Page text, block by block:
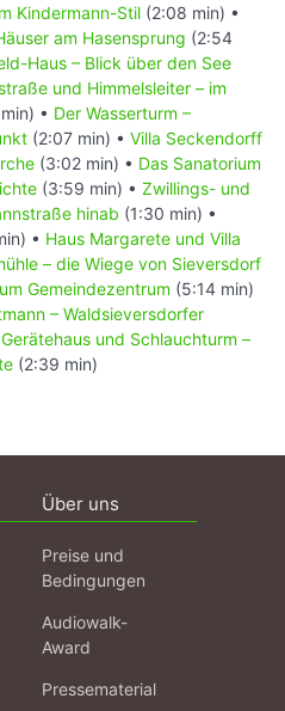
Kindermann-Stil (2:08 min) •
am Hasensprung (2:54
Haus – Blick über den See
und Himmelsleiter – im
• Der Wasserturm –
(2:07 min) • Villa Seckendorff
(3:02 min) • Das Sanatorium
(3:59 min) • Zwillings- und
hinab (1:30 min) •
• Haus Margarete und Villa
– die Wiege von Sieversdorf
Gemeindezentrum (5:14 min)
– Waldsieversdorfer
Gerätehaus und Schlauchturm –
(2:39 min)
Über uns
Preise und
Bedingungen
Audiowalk-
Award
Pressematerial